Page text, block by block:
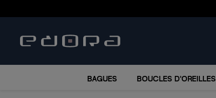
BRACELETS COLLIERS
BAGUES BOUCLES D'OREILLES